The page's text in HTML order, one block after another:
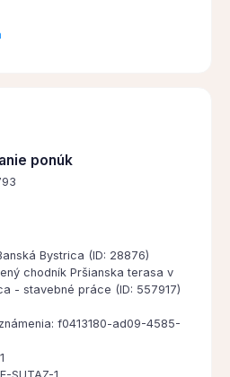
ponúk
Bystrica (ID: 28876)
chodník Pršianska terasa v
- stavebné práce (ID: 557917)
f0413180-ad09-4585-